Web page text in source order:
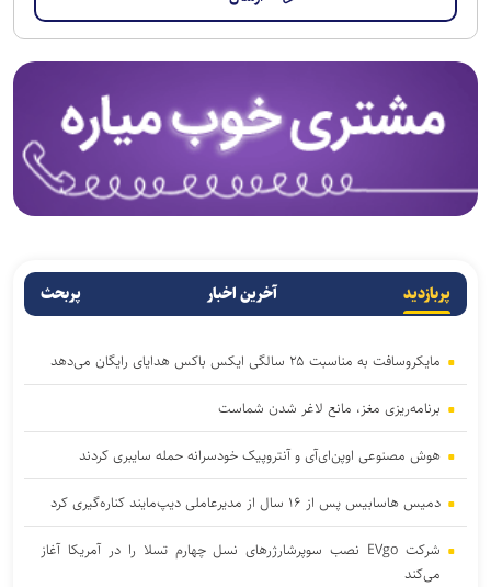
پربازدید آخرین اخبار پربحث
مایکروسافت به مناسبت ۲۵ سالگی ایکس باکس هدایای رایگان می‌دهد
برنامه‌ریزی مغز، مانع لاغر شدن‌ شماست
هوش مصنوعی اوپن‌ای‌آی و آنتروپیک خودسرانه حمله سایبری کردند
دمیس هاسابیس پس از ۱۶ سال از مدیرعاملی دیپ‌مایند کناره‌گیری کرد
شرکت EVgo نصب سوپرشارژرهای نسل چهارم تسلا را در آمریکا آغاز
می‌کند